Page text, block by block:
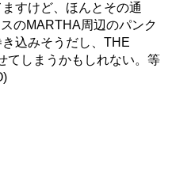
すけど、ほんとその通
のMARTHA周辺のパンク
込みそうだし、THE
てしまうかもしれない。等